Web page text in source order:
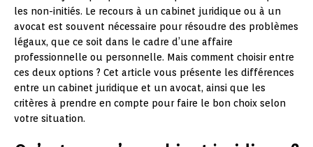
les non-initiés. Le recours à un cabinet juridique ou à un
avocat est souvent nécessaire pour résoudre des problèmes
légaux, que ce soit dans le cadre d’une affaire
professionnelle ou personnelle. Mais comment choisir entre
ces deux options ? Cet article vous présente les différences
entre un cabinet juridique et un avocat, ainsi que les
critères à prendre en compte pour faire le bon choix selon
votre situation.